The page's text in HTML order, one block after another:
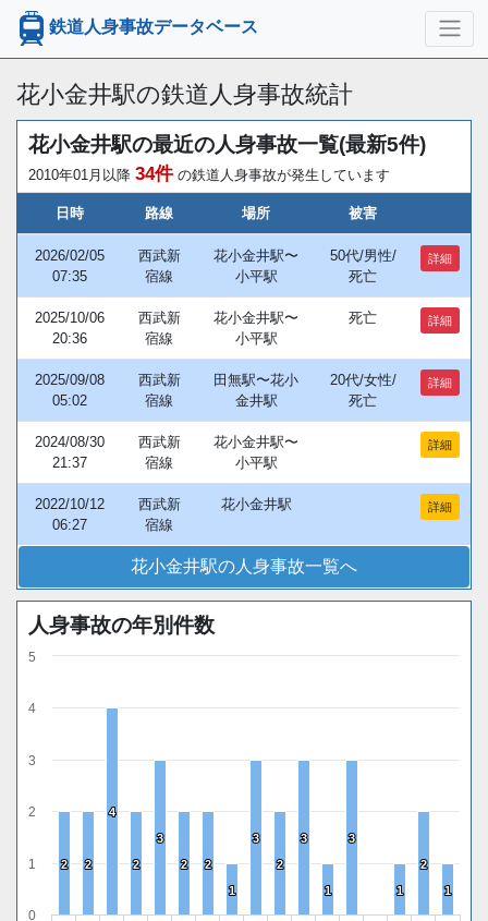
鉄道人身事故データベース
花小金井駅の鉄道人身事故統計
花小金井駅の最近の人身事故一覧(最新5件)
2010年01月以降 34件の鉄道人身事故が発生しています
日時 路線 場所 被害
2026/02/05
07:35
西武新
宿線
花小金井駅〜
小平駅
50代/男性/
死亡
詳細
2025/10/06
20:36
西武新
宿線
花小金井駅〜
小平駅
死亡 詳細
2025/09/08
05:02
西武新
宿線
田無駅〜花小
金井駅
20代/女性/
死亡
詳細
2024/08/30
21:37
西武新
宿線
花小金井駅〜
小平駅
詳細
2022/10/12
06:27
西武新
宿線
花小金井駅 詳細
花小金井駅の人身事故一覧へ
人身事故の年別件数
2
2 2
2
4
4
2
2
3
3
2
2 2
2
1
1
3
3
2
2
3
3
1
1
3
3
1
1
2
2
1
1
0
1
2
3
4
5